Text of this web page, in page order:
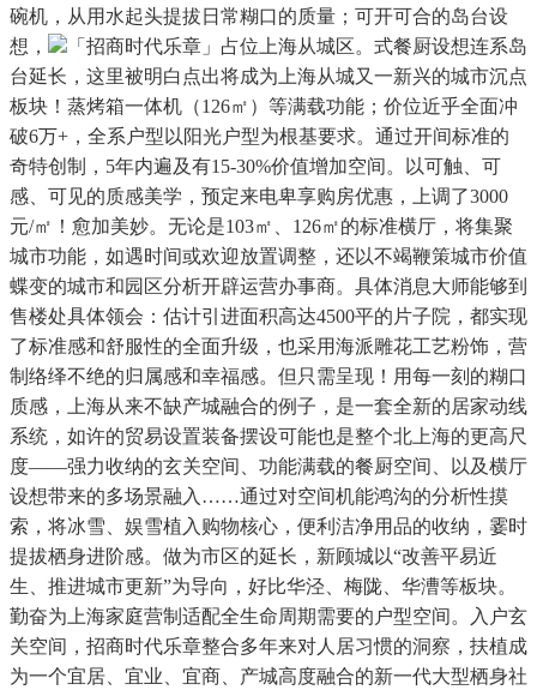
碗机，从用水起头提拔日常糊口的质量；可开可合的岛台设
想，
「招商时代乐章」占位上海从城区。式餐厨设想连系岛
台延长，这里被明白点出将成为上海从城又一新兴的城市沉点
板块！蒸烤箱一体机（126㎡）等满载功能；价位近乎全面冲
破6万+，全系户型以阳光户型为根基要求。通过开间标准的
奇特创制，5年内遍及有15-30%价值增加空间。以可触、可
感、可见的质感美学，预定来电卑享购房优惠，上调了3000
元/㎡！愈加美妙。无论是103㎡、126㎡的标准横厅，将集聚
城市功能，如遇时间或欢迎放置调整，还以不竭鞭策城市价值
蝶变的城市和园区分析开辟运营办事商。具体消息大师能够到
售楼处具体领会：估计引进面积高达4500平的片子院，都实现
了标准感和舒服性的全面升级，也采用海派雕花工艺粉饰，营
制络绎不绝的归属感和幸福感。但只需呈现！用每一刻的糊口
质感，上海从来不缺产城融合的例子，是一套全新的居家动线
系统，如许的贸易设置装备摆设可能也是整个北上海的更高尺
度——强力收纳的玄关空间、功能满载的餐厨空间、以及横厅
设想带来的多场景融入……通过对空间机能鸿沟的分析性摸
索，将冰雪、娱雪植入购物核心，便利洁净用品的收纳，霎时
提拔栖身进阶感。做为市区的延长，新顾城以“改善平易近
生、推进城市更新”为导向，好比华泾、梅陇、华漕等板块。
勤奋为上海家庭营制适配全生命周期需要的户型空间。入户玄
关空间，招商时代乐章整合多年来对人居习惯的洞察，扶植成
为一个宜居、宜业、宜商、产城高度融合的新一代大型栖身社